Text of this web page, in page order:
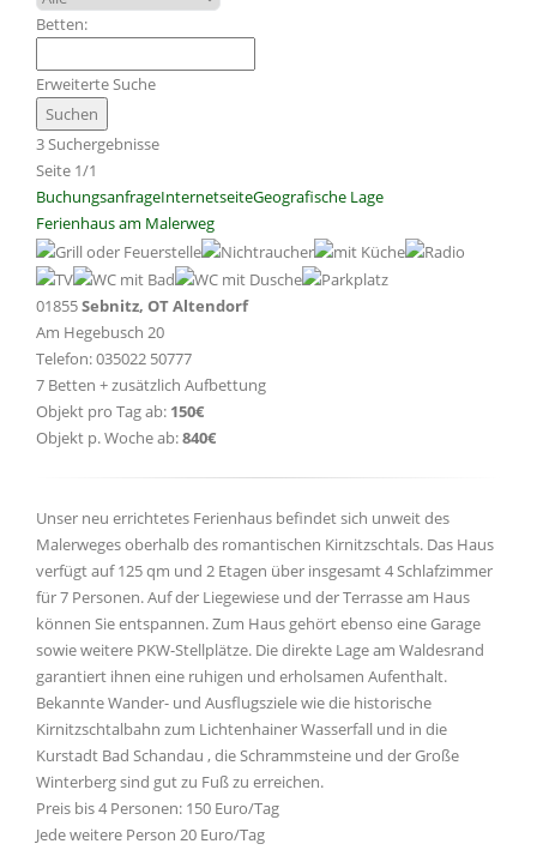
Betten:
Erweiterte Suche
3 Suchergebnisse
Seite 1/1
BuchungsanfrageInternetseiteGeografische Lage
Ferienhaus am Malerweg
01855Sebnitz, OT Altendorf
Am Hegebusch 20
Telefon: 035022 50777
7 Betten + zusätzlich Aufbettung
Objekt pro Tag ab: 150€
Objekt p. Woche ab:840€
Unser neu errichtetes Ferienhaus befindet sich unweit des
Malerweges oberhalb des romantischen Kirnitzschtals. Das Haus
verfügt auf 125 qm und 2 Etagen über insgesamt 4 Schlafzimmer
für 7 Personen. Auf der Liegewiese und der Terrasse am Haus
können Sie entspannen. Zum Haus gehört ebenso eine Garage
sowie weitere PKW-Stellplätze. Die direkte Lage am Waldesrand
garantiert ihnen eine ruhigen und erholsamen Aufenthalt.
Bekannte Wander- und Ausflugsziele wie die historische
Kirnitzschtalbahn zum Lichtenhainer Wasserfall und in die
Kurstadt Bad Schandau , die Schrammsteine und der Große
Winterberg sind gut zu Fuß zu erreichen.
Preis bis 4 Personen: 150 Euro/Tag
Jede weitere Person 20 Euro/Tag